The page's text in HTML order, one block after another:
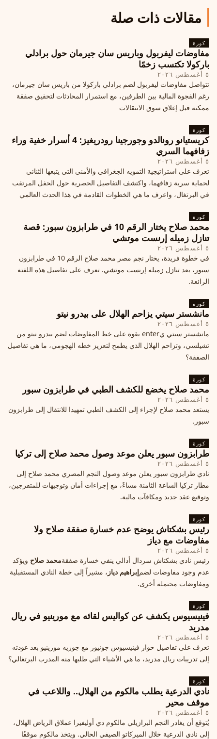
مقالات ذات صلة
كورة
مفاوضات ليفربول وباريس سان جيرمان حول برادلي
باركولا تكتسب زخمًا
٥ أغسطس ٢٠٢٦
تتواصل مفاوضات ليفربول لضم برادلي باركولا من باريس سان جيرمان،
رغم الفجوة المالية بين الطرفين، مع استمرار المحادثات لتحقيق صفقة
ممكنة قبل إغلاق سوق الانتقالات
كورة
كريستيانو رونالدو وجورجينا رودريغيز: 4 أسرار خفية وراء
زفافهما السري
٥ أغسطس ٢٠٢٦
تعرف على استراتيجية التمويه الجغرافي والأمني التي يتبعها الثنائي
لحماية سرية زفافهما، واكتشف التفاصيل الحصرية حول الحفل المرتقب
في البرتغال، واعرف ما هي الخطوات القادمة في هذا الحدث العالمي
كورة
محمد صلاح يختار الرقم 10 في طرابزون سبور: قصة
تنازل زميله إرنست موتشي
٥ أغسطس ٢٠٢٦
في خطوة فريدة، يختار نجم مصر محمد صلاح الرقم 10 في طرابزون
سبور، بعد تنازل زميله إرنست موتشي. تعرف على تفاصيل هذه اللفتة
الرائعة.
كورة
مانشستر سيتي يزاحم الهلال على بيدرو نيتو
٥ أغسطس ٢٠٢٦
مانشستر سيتي يenter بقوة على خط المفاوضات لضم بيدرو نيتو من
تشيلسي، وتزاحم الهلال الذي يطمح لتعزيز خطه الهجومي، ما هي تفاصيل
الصفقة؟
كورة
محمد صلاح يخضع للكشف الطبي في طرابزون سبور
٥ أغسطس ٢٠٢٦
يستعد محمد صلاح لإجراء إلى الكشف الطبي تمهيدا للانتقال إلى طرابزون
سبور.
كورة
طرابزون سبور يعلن موعد وصول محمد صلاح إلى تركيا
٥ أغسطس ٢٠٢٦
نادي طرابزون سبور يعلن موعد وصول النجم المصري محمد صلاح إلى
مطار تركيا الساعة الثامنة مساءً، مع إجراءات أمان وتوجيهات للمتفرجين،
وتوقيع عقد جديد ومكافآت مالية.
كورة
رئيس بشكتاش يوضح عدم خسارة صفقة صلاح ولا
مفاوضات مع دياز
٥ أغسطس ٢٠٢٦
رئيس نادي بشكتاش سردال أدالي ينفي خسارة صفقةمحمد صلاح ويؤكد
عدم وجود مفاوضات لضمإبراهيم دياز ، مشيراً إلى خطة النادي المستقبلية
ومفاوضات محتملة أخرى.
كورة
فينيسيوس يكشف عن كواليس لقائه مع مورينيو في ريال
مدريد
٥ أغسطس ٢٠٢٦
تعرف على تفاصيل حوار فينيسيوس جونيور مع جوزيه مورينيو بعد عودته
إلى تدريبات ريال مدريد، ما هي الأشياء التي طلبها منه المدرب البرتغالي؟
كورة
نادي الدرعية يطلب مالكوم من الهلال.. واللاعب في
موقف محير
٥ أغسطس ٢٠٢٦
يُتوقع أن يغادر النجم البرازيلي مالكوم دي أوليفيرا عملاق الرياض الهلال،
إلى نادي الدرعية خلال الميركاتو الصيفي الحالي. ويتخذ مالكوم موقفًا